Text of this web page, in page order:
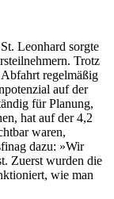
Leonhard sorgte
Trotz
regelmäßig
auf der
für Planung,
hat auf der 4,2
waren,
dazu: »Wir
Zuerst wurden die
wie man